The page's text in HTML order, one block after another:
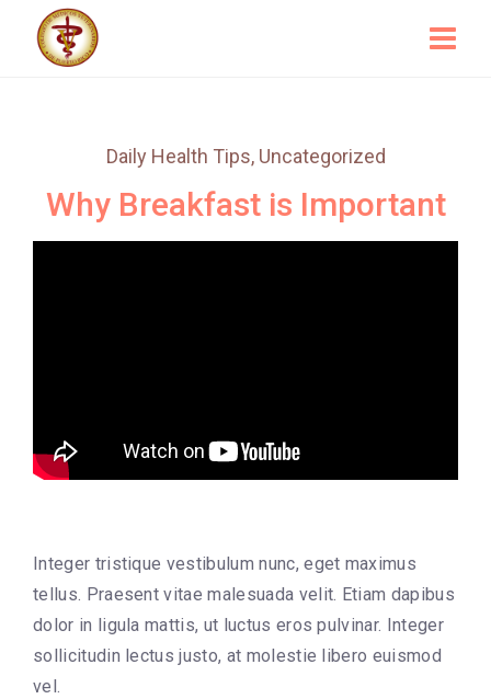
Daily Health Tips, Uncategorized
Why Breakfast is Important
Integer tristique vestibulum nunc, eget maximus
tellus. Praesent vitae malesuada velit. Etiam dapibus
dolor in ligula mattis, ut luctus eros pulvinar. Integer
sollicitudin lectus justo, at molestie libero euismod
vel.